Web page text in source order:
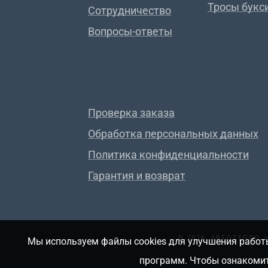
Сотрудничество
Вопросы-ответы
Тросы
Проверка заказа
Обработка персональных данных
Политика конфиденциальности
Гарантия и возврат
© 2026, АВТОТЕПЛО
Мы используем файлы cookies для улучшения
программ. Чтобы